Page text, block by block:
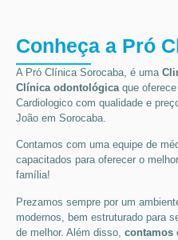
Conheça a Pró
A Pró Clínica Sorocaba, é uma
Clínica odontológicaque
Cardiologico com qualidade e
João em Sorocaba.
Contamos com uma equipe de
capacitados para oferecer o
família!
Prezamos sempre por um
modernos, bem estruturado para
de melhor. Além disso, contamos